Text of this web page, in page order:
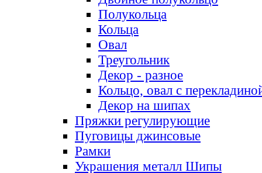
Полукольца
Кольца
Овал
Треугольник
Декор - разное
Кольцо, овал с
Декор на шипах
Пряжки регулирующие
Пуговицы джинсовые
Рамки
Украшения металл Шипы